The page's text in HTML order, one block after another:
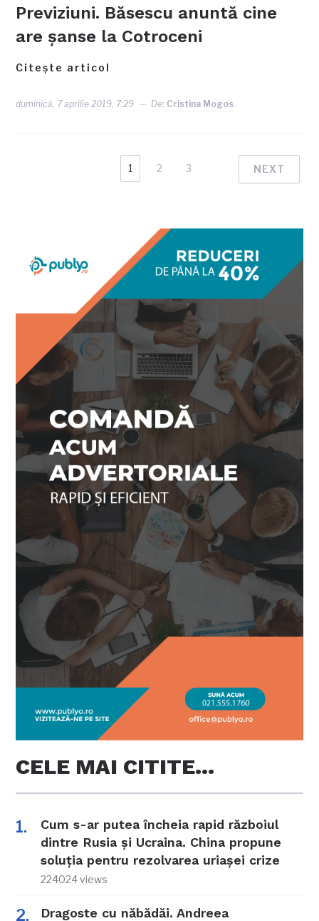
Previziuni. Băsescu anuntă cine
are şanse la Cotroceni
Citește articol
duminică, 7 aprilie 2019, 7:29 De: Cristina Mogos
1 2 3 NEXT
CELE MAI CITITE…
Cum s-ar putea încheia rapid războiul
dintre Rusia și Ucraina. China propune
soluția pentru rezolvarea uriașei crize
224024 views
Dragoste cu năbădăi. Andreea